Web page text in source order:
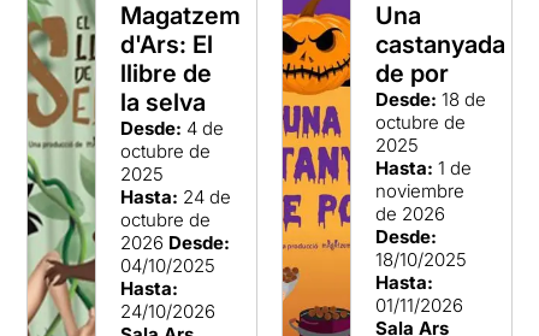
Magatzem
d'Ars: El
llibre de
la selva
Desde: 4 de
octubre de
2025
Hasta: 24 de
octubre de
2026 Desde:
04/10/2025
Hasta:
24/10/2026
Una
castanyada
de por
Desde: 18 de
octubre de
2025
Hasta: 1 de
noviembre
de 2026
Desde:
18/10/2025
Hasta:
01/11/2026
Sala Ars